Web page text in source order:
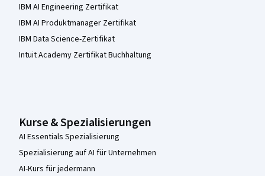
IBM AI Engineering Zertifikat
IBM AI Produktmanager Zertifikat
IBM Data Science-Zertifikat
Intuit Academy Zertifikat Buchhaltung
Kurse & Spezialisierungen
AI Essentials Spezialisierung
Spezialisierung auf AI für Unternehmen
AI-Kurs für jedermann